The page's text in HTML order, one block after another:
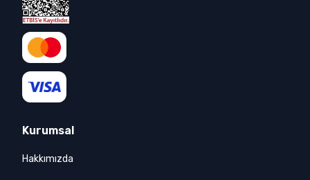
Kurumsal
Hakkımızda